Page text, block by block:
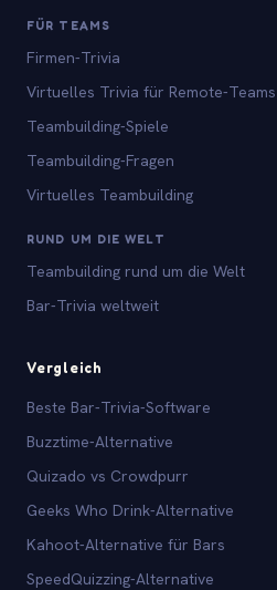
FÜR TEAMS
Firmen-Trivia
Virtuelles Trivia für Remote-Teams
Teambuilding-Spiele
Teambuilding-Fragen
Virtuelles Teambuilding
RUND UM DIE WELT
Teambuilding rund um die Welt
Bar-Trivia weltweit
Vergleich
Beste Bar-Trivia-Software
Buzztime-Alternative
Quizado vs Crowdpurr
Geeks Who Drink-Alternative
Kahoot-Alternative für Bars
SpeedQuizzing-Alternative